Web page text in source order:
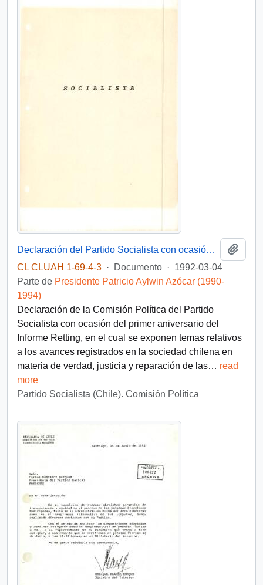
Declaración del Partido Socialista con ocasión del primer aniversario del Informe Retting
CL CLUAH 1-69-4-3 · Documento · 1992-03-04
Parte de Presidente Patricio Aylwin Azócar (1990-
1994)
Declaración de la Comisión Política del Partido
Socialista con ocasión del primer aniversario del
Informe Retting, en el cual se exponen temas relativos
a los avances registrados en la sociedad chilena en
materia de verdad, justicia y reparación de las… read
more
Partido Socialista (Chile). Comisión Política